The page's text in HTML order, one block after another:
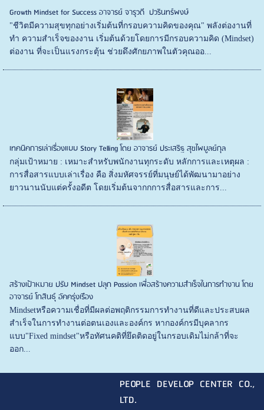
Growth Mindset for Success อาจารย์ จารุวดี ปวรินทร์พงษ์
"ชีวิตมีความสุขทุกอย่างเริ่มต้นที่กรอบความคิดของคุณ" พลังต่องานที่
ทำ ความสำเร็จของงาน เริ่มต้นด้วยโดยการมีกรอบความคิด (Mindset)
ต่องาน ที่จะเป็นแรงกระตุ้น ช่วยดึงศักยภาพในตัวคุณออ...
เทคนิคการเล่าเรื่องแบบ Story Telling โดย อาจารย์ ประเสริฐ สุขไพบูลย์กุล
กลุ่มเป้าหมาย : เหมาะสำหรับพนักงานทุกระดับ หลักการและเหตุผล :
การสื่อสารแบบเล่าเรื่อง คือ สิ่งมหัศจรรย์ที่มนุษย์ได้พัฒนามาอย่าง
ยาวนานนับแต่ครั้งอดีต โดยเริ่มต้นจากกการสื่อสารและการ...
สร้างเป้าหมาย ปรับ Mindset ปลุก Passion เพื่อสร้างความสำเร็จในการทำงาน โดย
อาจารย์ โกสินธุ์ อัคครุ่งเรือง
Mindsetหรือความเชื่อที่มีผลต่อพฤติกรรมการทำงานที่ดีและประสบผล
สำเร็จในการทำงานต่อตนเองและองค์กร หากองค์กรมีบุคลากร
แบบ"Fixed mindset"หรือทัศนคติที่ยึดติดอยู่ในกรอบเดิมไม่กล้าที่จะ
ออก...
PEOPLE DEVELOP CENTER CO.,
LTD.